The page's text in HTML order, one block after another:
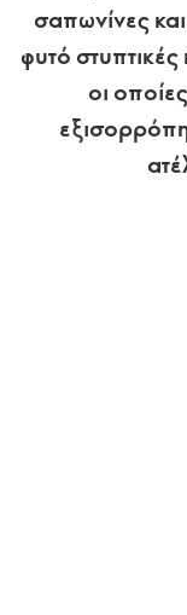
σαπωνίνες
φυτό
οι